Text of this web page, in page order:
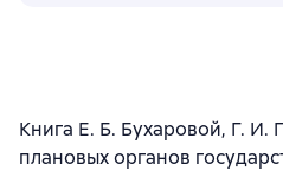
Книга Е. Б. Бухаровой, Г. И.
плановых органов